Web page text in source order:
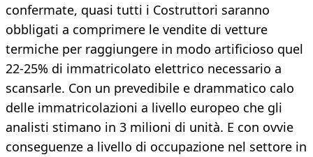
confermate, quasi tutti i Costruttori saranno
obbligati a comprimere le vendite di vetture
termiche per raggiungere in modo artificioso quel
22-25% di immatricolato elettrico necessario a
scansarle. Con un prevedibile e drammatico calo
delle immatricolazioni a livello europeo che gli
analisti stimano in 3 milioni di unità. E con ovvie
conseguenze a livello di occupazione nel settore in